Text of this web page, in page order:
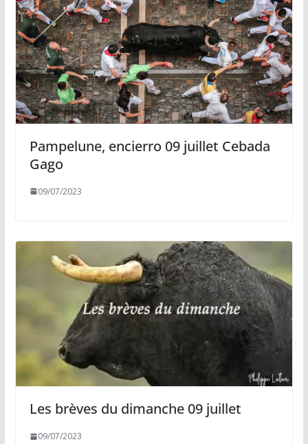
Pampelune, encierro 09 juillet Cebada
Gago
09/07/2023
Les brèves du dimanche 09 juillet
09/07/2023